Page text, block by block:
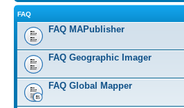
FAQ
FAQ MAPublisher
FAQ Geographic Imager
FAQ Global Mapper